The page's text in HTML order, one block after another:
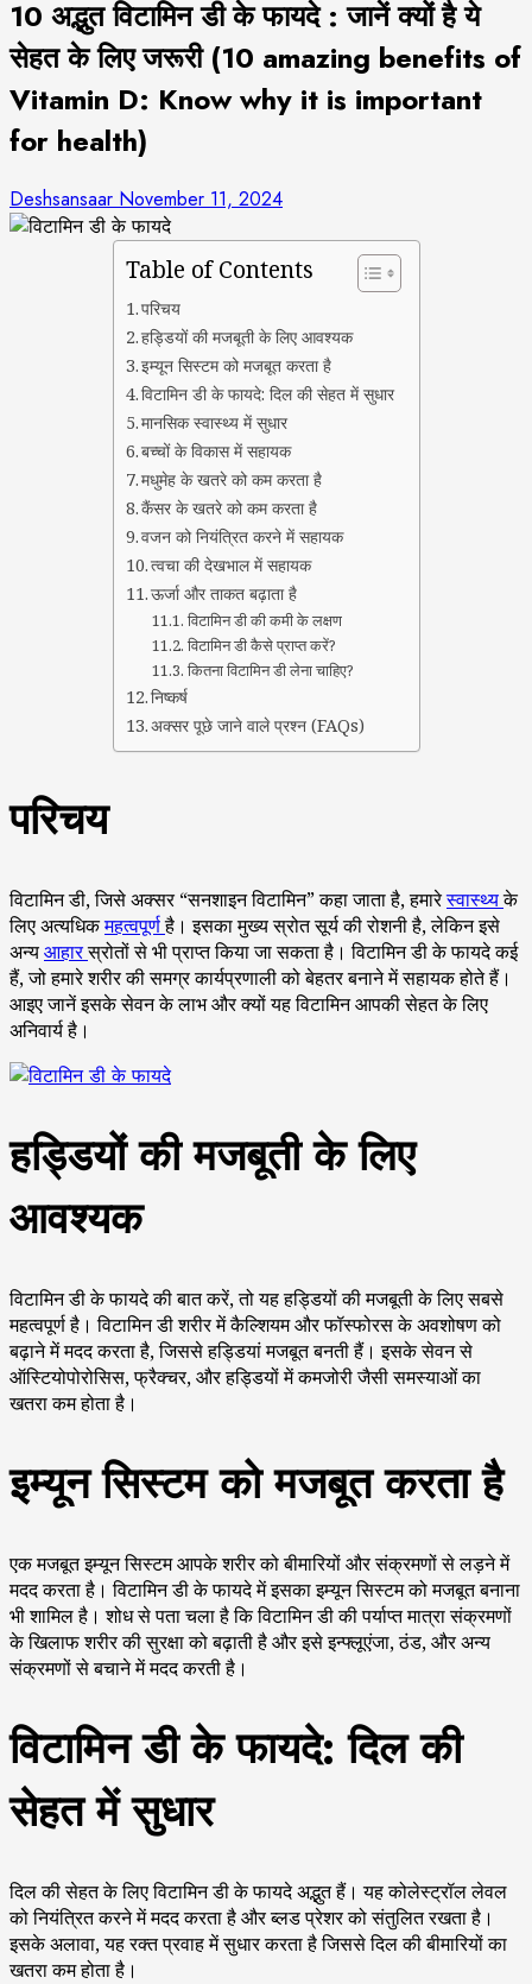
10 अद्भुत विटामिन डी के फायदे : जानें क्यों है ये
सेहत के लिए जरूरी (10 amazing benefits of
Vitamin D: Know why it is important
for health)
Deshsansaar November 11, 2024
Table of Contents
परिचय
हड्डियों की मजबूती के लिए आवश्यक
इम्यून सिस्टम को मजबूत करता है
विटामिन डी के फायदे: दिल की सेहत में सुधार
मानसिक स्वास्थ्य में सुधार
बच्चों के विकास में सहायक
मधुमेह के खतरे को कम करता है
कैंसर के खतरे को कम करता है
वजन को नियंत्रित करने में सहायक
त्वचा की देखभाल में सहायक
ऊर्जा और ताकत बढ़ाता है
विटामिन डी की कमी के लक्षण
विटामिन डी कैसे प्राप्त करें?
कितना विटामिन डी लेना चाहिए?
निष्कर्ष
अक्सर पूछे जाने वाले प्रश्न (FAQs)
परिचय
विटामिन डी, जिसे अक्सर “सनशाइन विटामिन” कहा जाता है, हमारेस्वास्थ्यके
लिए अत्यधिकमहत्वपूर्णहै। इसका मुख्य स्रोत सूर्य की रोशनी है, लेकिन इसे
अन्यआहारस्रोतों से भी प्राप्त किया जा सकता है। विटामिन डी के फायदे कई
हैं, जो हमारे शरीर की समग्र कार्यप्रणाली को बेहतर बनाने में सहायक होते हैं।
आइए जानें इसके सेवन के लाभ और क्यों यह विटामिन आपकी सेहत के लिए
अनिवार्य है।
हड्डियों की मजबूती के लिए
आवश्यक
विटामिन डी के फायदे की बात करें, तो यह हड्डियों की मजबूती के लिए सबसे
महत्वपूर्ण है। विटामिन डी शरीर में कैल्शियम और फॉस्फोरस के अवशोषण को
बढ़ाने में मदद करता है, जिससे हड्डियां मजबूत बनती हैं। इसके सेवन से
ऑस्टियोपोरोसिस, फ्रैक्चर, और हड्डियों में कमजोरी जैसी समस्याओं का
खतरा कम होता है।
इम्यून सिस्टम को मजबूत करता है
एक मजबूत इम्यून सिस्टम आपके शरीर को बीमारियों और संक्रमणों से लड़ने में
मदद करता है। विटामिन डी के फायदे में इसका इम्यून सिस्टम को मजबूत बनाना
भी शामिल है। शोध से पता चला है कि विटामिन डी की पर्याप्त मात्रा संक्रमणों
के खिलाफ शरीर की सुरक्षा को बढ़ाती है और इसे इन्फ्लूएंजा, ठंड, और अन्य
संक्रमणों से बचाने में मदद करती है।
विटामिन डी के फायदे: दिल की
सेहत में सुधार
दिल की सेहत के लिए विटामिन डी के फायदे अद्भुत हैं। यह कोलेस्ट्रॉल लेवल
को नियंत्रित करने में मदद करता है और ब्लड प्रेशर को संतुलित रखता है।
इसके अलावा, यह रक्त प्रवाह में सुधार करता है जिससे दिल की बीमारियों का
खतरा कम होता है।